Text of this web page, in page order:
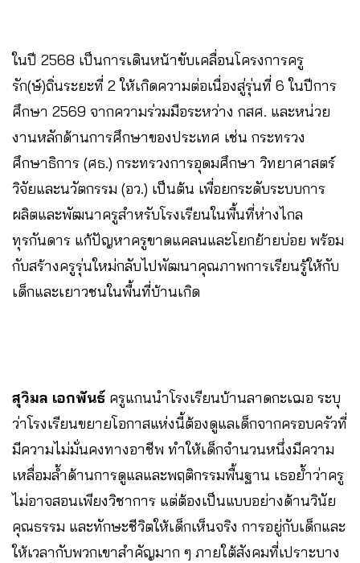
ในปี 2568 เป็นการเดินหน้าขับเคลื่อนโครงการครู
รัก(ษ์)ถิ่นระยะที่ 2 ให้เกิดความต่อเนื่องสู่รุ่นที่ 6 ในปีการ
ศึกษา 2569 จากความร่วมมือระหว่าง กสศ. และหน่วย
งานหลักด้านการศึกษาของประเทศ เช่น กระทรวง
ศึกษาธิการ (ศธ.) กระทรวงการอุดมศึกษา วิทยาศาสตร์
วิจัยและนวัตกรรม (อว.) เป็นต้น เพื่อยกระดับระบบการ
ผลิตและพัฒนาครูสำหรับโรงเรียนในพื้นที่ห่างไกล
ทุรกันดาร แก้ปัญหาครูขาดแคลนและโยกย้ายบ่อย พร้อม
กับสร้างครูรุ่นใหม่กลับไปพัฒนาคุณภาพการเรียนรู้ให้กับ
เด็กและเยาวชนในพื้นที่บ้านเกิด
สุวิมล เอกพันธ์ ครูแกนนำโรงเรียนบ้านลาดกะเฌอ ระบุ
ว่าโรงเรียนขยายโอกาสแห่งนี้ต้องดูแลเด็กจากครอบครัวที่
มีความไม่มั่นคงทางอาชีพ ทำให้เด็กจำนวนหนึ่งมีความ
เหลื่อมล้ำด้านการดูแลและพฤติกรรมพื้นฐาน เธอย้ำว่าครู
ไม่อาจสอนเพียงวิชาการ แต่ต้องเป็นแบบอย่างด้านวินัย
คุณธรรม และทักษะชีวิตให้เด็กเห็นจริง การอยู่กับเด็กและ
ให้เวลากับพวกเขาสำคัญมาก ๆ ภายใต้สังคมที่เปราะบาง